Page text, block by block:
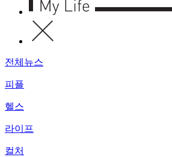
전체뉴스
피플
헬스
라이프
컬처